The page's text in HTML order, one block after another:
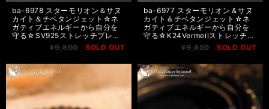
ba-6978 スターモリオン＆サヌ
カイト＆チベタンジェット☆ネ
ガティブエネルギーから自分を
守る☆SV925ストレッチブレ
ス ネコポス送料無料
¥9,800 SOLD OUT
ba-6977 スターモリオン＆サヌ
カイト＆チベタンジェット☆ネ
ガティブエネルギーから自分を
守る☆K24Vermeilストレッチブ
レス ネコポス送料無料
¥9,800 SOLD OUT